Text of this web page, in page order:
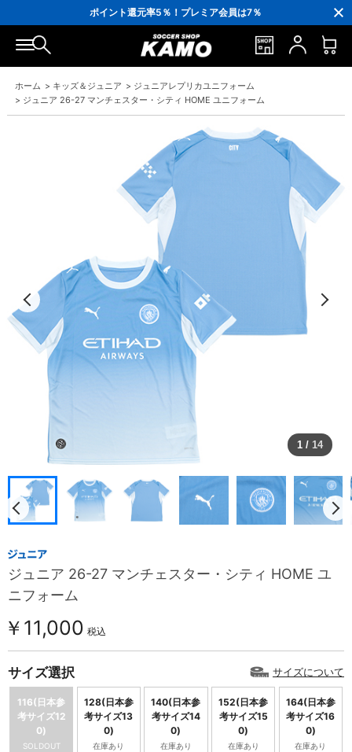
ポイント還元率5％！プレミア会員は7％
会員の方にはお誕生月に「10％OFFクーポン」プレゼント！
16,000円(税込)以上でシューズケースプレゼント！
3,300円(税込)以上で送料無料！
ホーム > キッズ＆ジュニア > ジュニアレプリカユニフォーム
> ジュニア 26-27 マンチェスター・シティ HOME ユニフォーム
1 / 14
ジュニア 26-27 マンチェスター・シティ HOME ユ
ニフォーム
￥11,000 税込
サイズ選択 サイズについて
116(日本参
考サイズ12
0)
SOLDOUT
128(日本参
考サイズ13
0)
在庫あり
140(日本参
考サイズ14
0)
在庫あり
152(日本参
考サイズ15
0)
在庫あり
164(日本参
考サイズ16
0)
在庫あり